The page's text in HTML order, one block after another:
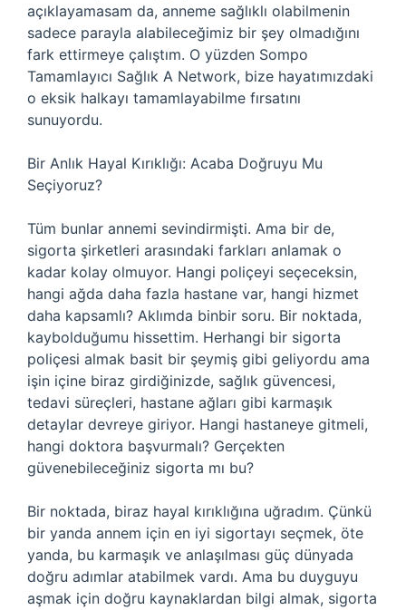
açıklayamasam da, anneme sağlıklı olabilmenin
sadece parayla alabileceğimiz bir şey olmadığını
fark ettirmeye çalıştım. O yüzden Sompo
Tamamlayıcı Sağlık A Network, bize hayatımızdaki
o eksik halkayı tamamlayabilme fırsatını
sunuyordu.
Bir Anlık Hayal Kırıklığı: Acaba Doğruyu Mu
Seçiyoruz?
Tüm bunlar annemi sevindirmişti. Ama bir de,
sigorta şirketleri arasındaki farkları anlamak o
kadar kolay olmuyor. Hangi poliçeyi seçeceksin,
hangi ağda daha fazla hastane var, hangi hizmet
daha kapsamlı? Aklımda binbir soru. Bir noktada,
kaybolduğumu hissettim. Herhangi bir sigorta
poliçesi almak basit bir şeymiş gibi geliyordu ama
işin içine biraz girdiğinizde, sağlık güvencesi,
tedavi süreçleri, hastane ağları gibi karmaşık
detaylar devreye giriyor. Hangi hastaneye gitmeli,
hangi doktora başvurmalı? Gerçekten
güvenebileceğiniz sigorta mı bu?
Bir noktada, biraz hayal kırıklığına uğradım. Çünkü
bir yanda annem için en iyi sigortayı seçmek, öte
yanda, bu karmaşık ve anlaşılması güç dünyada
doğru adımlar atabilmek vardı. Ama bu duyguyu
aşmak için doğru kaynaklardan bilgi almak, sigorta